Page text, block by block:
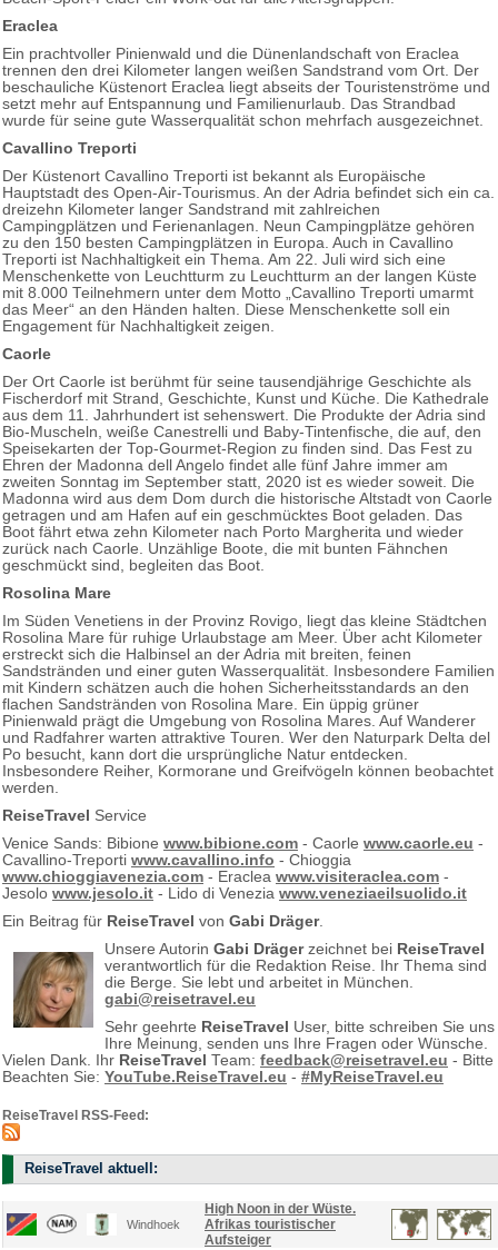
Eraclea
Ein prachtvoller Pinienwald und die Dünenlandschaft von Eraclea
trennen den drei Kilometer langen weißen Sandstrand vom Ort. Der
beschauliche Küstenort Eraclea liegt abseits der Touristenströme und
setzt mehr auf Entspannung und Familienurlaub. Das Strandbad
wurde für seine gute Wasserqualität schon mehrfach ausgezeichnet.
Cavallino Treporti
Der Küstenort Cavallino Treporti ist bekannt als Europäische
Hauptstadt des Open-Air-Tourismus. An der Adria befindet sich ein ca.
dreizehn Kilometer langer Sandstrand mit zahlreichen
Campingplätzen und Ferienanlagen. Neun Campingplätze gehören
zu den 150 besten Campingplätzen in Europa. Auch in Cavallino
Treporti ist Nachhaltigkeit ein Thema. Am 22. Juli wird sich eine
Menschenkette von Leuchtturm zu Leuchtturm an der langen Küste
mit 8.000 Teilnehmern unter dem Motto „Cavallino Treporti umarmt
das Meer“ an den Händen halten. Diese Menschenkette soll ein
Engagement für Nachhaltigkeit zeigen.
Caorle
Der Ort Caorle ist berühmt für seine tausendjährige Geschichte als
Fischerdorf mit Strand, Geschichte, Kunst und Küche. Die Kathedrale
aus dem 11. Jahrhundert ist sehenswert. Die Produkte der Adria sind
Bio-Muscheln, weiße Canestrelli und Baby-Tintenfische, die auf, den
Speisekarten der Top-Gourmet-Region zu finden sind. Das Fest zu
Ehren der Madonna dell Angelo findet alle fünf Jahre immer am
zweiten Sonntag im September statt, 2020 ist es wieder soweit. Die
Madonna wird aus dem Dom durch die historische Altstadt von Caorle
getragen und am Hafen auf ein geschmücktes Boot geladen. Das
Boot fährt etwa zehn Kilometer nach Porto Margherita und wieder
zurück nach Caorle. Unzählige Boote, die mit bunten Fähnchen
geschmückt sind, begleiten das Boot.
Rosolina Mare
Im Süden Venetiens in der Provinz Rovigo, liegt das kleine Städtchen
Rosolina Mare für ruhige Urlaubstage am Meer. Über acht Kilometer
erstreckt sich die Halbinsel an der Adria mit breiten, feinen
Sandstränden und einer guten Wasserqualität. Insbesondere Familien
mit Kindern schätzen auch die hohen Sicherheitsstandards an den
flachen Sandstränden von Rosolina Mare. Ein üppig grüner
Pinienwald prägt die Umgebung von Rosolina Mares. Auf Wanderer
und Radfahrer warten attraktive Touren. Wer den Naturpark Delta del
Po besucht, kann dort die ursprüngliche Natur entdecken.
Insbesondere Reiher, Kormorane und Greifvögeln können beobachtet
werden.
ReiseTravel Service
Venice Sands: Bibione www.bibione.com - Caorle www.caorle.eu -
Cavallino-Treporti www.cavallino.info - Chioggia
www.chioggiavenezia.com - Eraclea www.visiteraclea.com -
Jesolo www.jesolo.it - Lido di Venezia www.veneziaeilsuolido.it
Ein Beitrag für ReiseTravel von Gabi Dräger.
Unsere Autorin Gabi Drägerzeichnet bei ReiseTravel
verantwortlich für die Redaktion Reise. Ihr Thema sind
die Berge. Sie lebt und arbeitet in München.
gabi@reisetravel.eu
Sehr geehrte ReiseTravel User, bitte schreiben Sie uns
Ihre Meinung, senden uns Ihre Fragen oder Wünsche.
Vielen Dank. Ihr ReiseTravel Team: feedback@reisetravel.eu - Bitte
Beachten Sie: YouTube.ReiseTravel.eu - #MyReiseTravel.eu
ReiseTravel RSS-Feed:
ReiseTravel aktuell:
Windhoek
High Noon in der Wüste.
Afrikas touristischer
Aufsteiger